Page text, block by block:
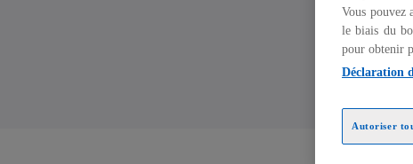
Vous pouvez
le biais du
pour obtenir
Déclaration
Autoriser